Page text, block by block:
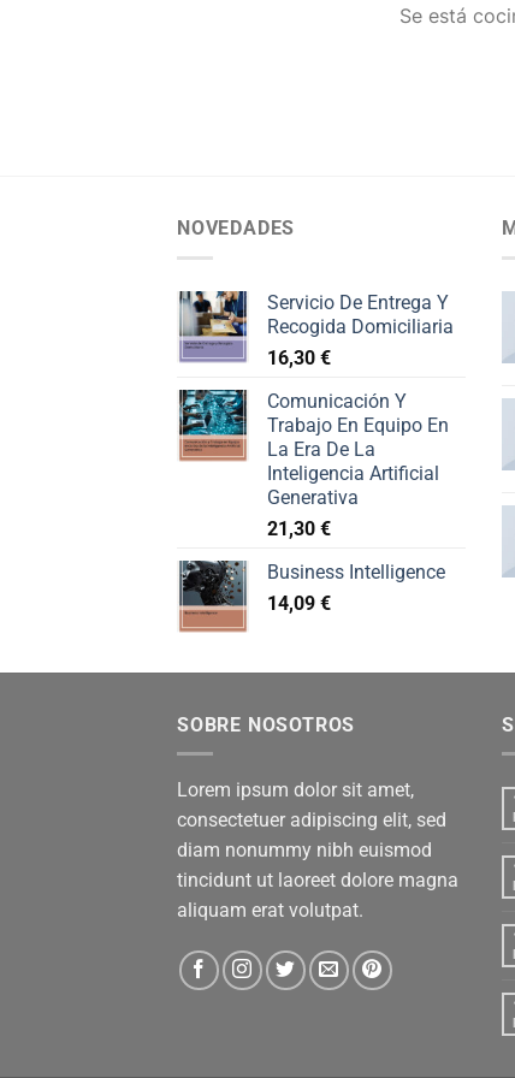
Se está
NOVEDADES
Servicio De Entrega Y
Recogida Domiciliaria
16,30 €
Comunicación Y
Trabajo En Equipo En
La Era De La
Inteligencia Artificial
Generativa
21,30 €
Business Intelligence
14,09 €
SOBRE NOSOTROS
Lorem ipsum dolor sit amet,
consectetuer adipiscing elit, sed
diam nonummy nibh euismod
tincidunt ut laoreet dolore magna
aliquam erat volutpat.